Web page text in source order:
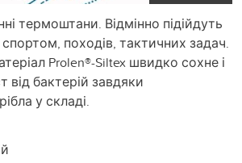
термоштани. Відмінно підійдуть
походів, тактичних задач.
Prolen®-Siltex швидко сохне і
від бактерій завдяки
у складі.